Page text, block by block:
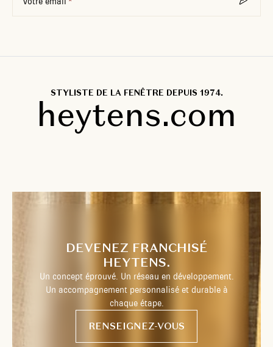
STYLISTE DE LA FENÊTRE DEPUIS 1974.
heytens.com
DEVENEZ FRANCHISÉ
HEYTENS.
Un concept éprouvé. Un réseau en développement.
Un accompagnement personnalisé et durable à
chaque étape.
RENSEIGNEZ-VOUS